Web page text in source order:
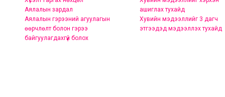
Аялалын зардал
Аялалын гэрээний агуулагын
өөрчлөлт болон гэрээ
байгуулагдахгүй болох
ашиглах тухайд
Хувийн мэдээллийг 3 дагч
этгээдэд мэдээллэх тухайд